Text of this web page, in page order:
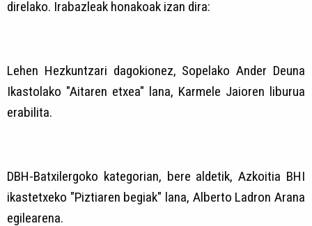
direlako. Irabazleak honakoak izan dira:
Lehen Hezkuntzari dagokionez, Sopelako Ander Deuna
Ikastolako "Aitaren etxea" lana, Karmele Jaioren liburua
erabilita.
DBH-Batxilergoko kategorian, bere aldetik, Azkoitia BHI
ikastetxeko "Piztiaren begiak" lana, Alberto Ladron Arana
egilearena.